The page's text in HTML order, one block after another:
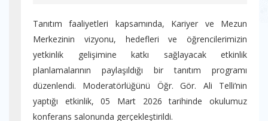
Tanıtım faaliyetleri kapsamında, Kariyer ve Mezun
Merkezinin vizyonu, hedefleri ve öğrencilerimizin
yetkinlik gelişimine katkı sağlayacak etkinlik
planlamalarının paylaşıldığı bir tanıtım programı
düzenlendi. Moderatörlüğünü Öğr. Gör. Ali Telli’nin
yaptığı etkinlik, 05 Mart 2026 tarihinde okulumuz
konferans salonunda gerçekleştirildi.